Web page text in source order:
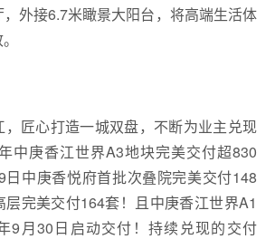
外接6.7米瞰景大阳台，将高端生活体
，匠心打造一城双盘，不断为业主兑现
中庚香江世界A3地块完美交付超830
中庚香悦府首批次叠院完美交付148
完美交付164套！且中庚香江世界A1
9月30日启动交付！持续兑现的交付